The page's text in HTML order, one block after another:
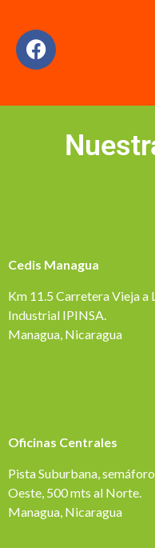
Cedis Managua
Km 11.5 Carretera Vieja a
Industrial IPINSA.
Managua, Nicaragua
Oficinas Centrales
Pista Suburbana,
Oeste, 500 mts al Norte.
Managua, Nicaragua